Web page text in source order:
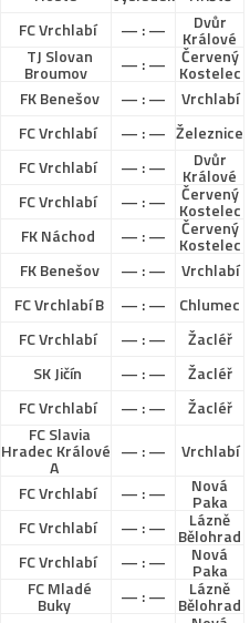
FC Vrchlabí — : — Dvůr
Králové
TJ Slovan
Broumov — : — Červený
Kostelec
FK Benešov — : —
Vrchlabí
FC Vrchlabí — : — Železnice
FC Vrchlabí — : — Dvůr
Králové
FC Vrchlabí — : — Červený
Kostelec
FK Náchod — : — Červený
Kostelec
FK Benešov — : —
Vrchlabí
FC Vrchlabí B — : —
Chlumec
FC Vrchlabí — : —
Žacléř
SK Jičín — : —
Žacléř
FC Vrchlabí — : —
Žacléř
FC Slavia
Hradec Králové
A
— : —
Vrchlabí
FC Vrchlabí — : — Nová
Paka
FC Vrchlabí — : — Lázně
Bělohrad
FC Vrchlabí — : — Nová
Paka
FC Mladé
Buky — : — Lázně
Bělohrad